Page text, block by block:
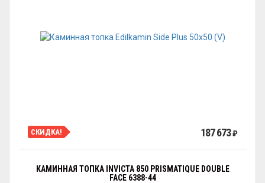
СКИДКА! 187 673₽
КАМИННАЯ ТОПКА INVICTA 850 PRISMATIQUE DOUBLE
FACE 6388-44